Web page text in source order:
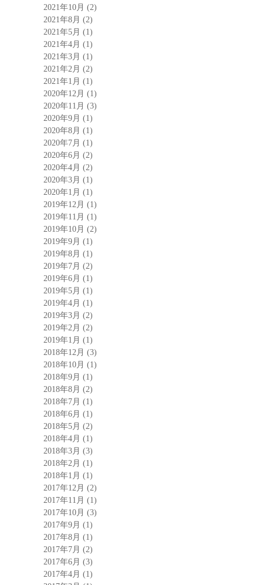
2021年10月 (2)
2021年8月 (2)
2021年5月 (1)
2021年4月 (1)
2021年3月 (1)
2021年2月 (2)
2021年1月 (1)
2020年12月 (1)
2020年11月 (3)
2020年9月 (1)
2020年8月 (1)
2020年7月 (1)
2020年6月 (2)
2020年4月 (2)
2020年3月 (1)
2020年1月 (1)
2019年12月 (1)
2019年11月 (1)
2019年10月 (2)
2019年9月 (1)
2019年8月 (1)
2019年7月 (2)
2019年6月 (1)
2019年5月 (1)
2019年4月 (1)
2019年3月 (2)
2019年2月 (2)
2019年1月 (1)
2018年12月 (3)
2018年10月 (1)
2018年9月 (1)
2018年8月 (2)
2018年7月 (1)
2018年6月 (1)
2018年5月 (2)
2018年4月 (1)
2018年3月 (3)
2018年2月 (1)
2018年1月 (1)
2017年12月 (2)
2017年11月 (1)
2017年10月 (3)
2017年9月 (1)
2017年8月 (1)
2017年7月 (2)
2017年6月 (3)
2017年4月 (1)